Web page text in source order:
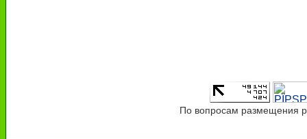
По вопросам размещения